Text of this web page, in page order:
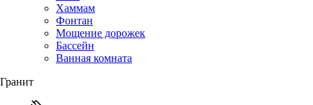
Хаммам
Фонтан
Мощение дорожек
Бассейн
Ванная комната
Гранит